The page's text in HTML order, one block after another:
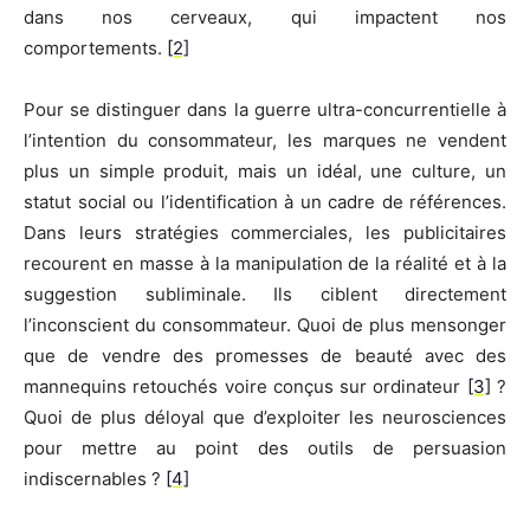
dans nos cerveaux, qui impactent nos
comportements. [2]
Pour se distinguer dans la guerre ultra-concurrentielle à
l’intention du consommateur, les marques ne vendent
plus un simple produit, mais un idéal, une culture, un
statut social ou l’identification à un cadre de références.
Dans leurs stratégies commerciales, les publicitaires
recourent en masse à la manipulation de la réalité et à la
suggestion subliminale. Ils ciblent directement
l’inconscient du consommateur. Quoi de plus mensonger
que de vendre des promesses de beauté avec des
mannequins retouchés voire conçus sur ordinateur [3] ?
Quoi de plus déloyal que d’exploiter les neurosciences
pour mettre au point des outils de persuasion
indiscernables ? [4]